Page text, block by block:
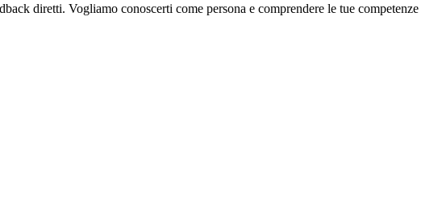
diretti. Vogliamo conoscerti come persona e comprendere le tue competenze